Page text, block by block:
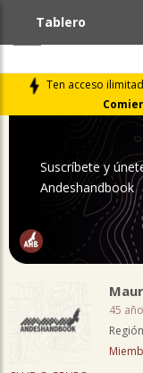
Ten acceso
Tablero
Suscríbete y
Andeshandbook
45